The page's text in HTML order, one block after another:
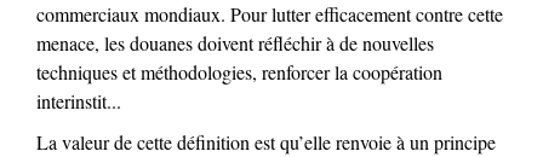
commerciaux mondiaux. Pour lutter efficacement contre cette
menace, les douanes doivent réfléchir à de nouvelles
techniques et méthodologies, renforcer la coopération
interinstit...
La valeur de cette définition est qu’elle renvoie à un principe